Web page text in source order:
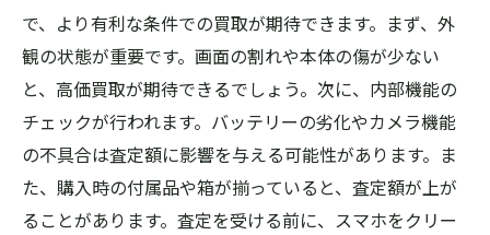
で、より有利な条件での買取が期待できます。まず、外
観の状態が重要です。画面の割れや本体の傷が少ない
と、高価買取が期待できるでしょう。次に、内部機能の
チェックが行われます。バッテリーの劣化やカメラ機能
の不具合は査定額に影響を与える可能性があります。ま
た、購入時の付属品や箱が揃っていると、査定額が上が
ることがあります。査定を受ける前に、スマホをクリー